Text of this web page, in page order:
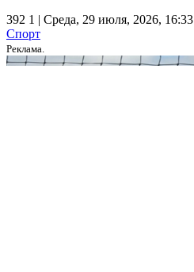
392 1 | Среда, 29 июля, 2026, 16:33
Спорт
Реклама.